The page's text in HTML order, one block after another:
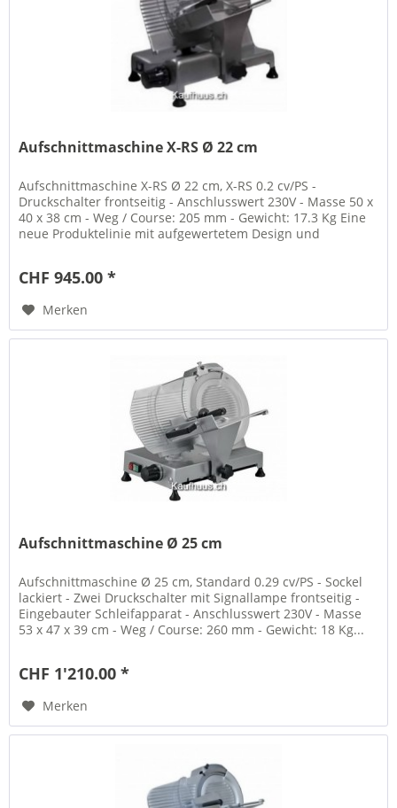
Aufschnittmaschine X-RS Ø 22 cm
Aufschnittmaschine X-RS Ø 22 cm, X-RS 0.2 cv/PS -
Druckschalter frontseitig - Anschlusswert 230V - Masse 50 x
40 x 38 cm - Weg / Course: 205 mm - Gewicht: 17.3 Kg Eine
neue Produktelinie mit aufgewertetem Design und
CHF 945.00 *
Merken
Aufschnittmaschine Ø 25 cm
Aufschnittmaschine Ø 25 cm, Standard 0.29 cv/PS - Sockel
lackiert - Zwei Druckschalter mit Signallampe frontseitig -
Eingebauter Schleifapparat - Anschlusswert 230V - Masse
53 x 47 x 39 cm - Weg / Course: 260 mm - Gewicht: 18 Kg...
CHF 1'210.00 *
Merken